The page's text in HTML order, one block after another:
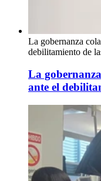
La gobernanza
debilitamiento de
La
ante el